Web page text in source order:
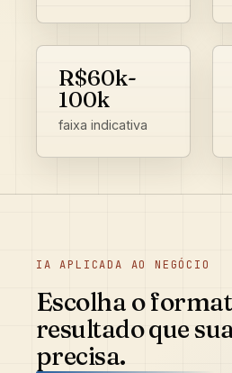
R$60k-
100k
faixa indicativa
IA APLICADA AO NEGÓCIO
Escolha o
resultado que
precisa.